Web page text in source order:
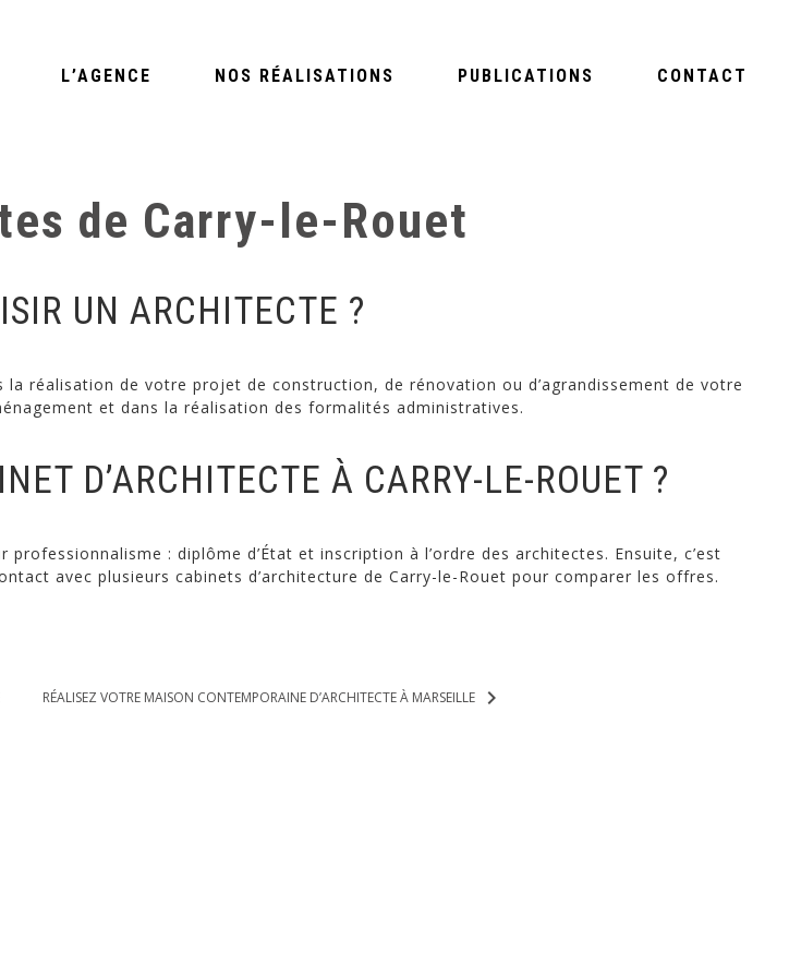
L’AGENCE NOS RÉALISATIONS PUBLICATIONS CONTACT
de Carry-le-Rouet
UN ARCHITECTE ?
réalisation de votre projet de construction, de rénovation ou d’agrandissement de votre
et dans la réalisation des formalités administratives.
D’ARCHITECTE À CARRY-LE-ROUET ?
: diplôme d’État et inscription à l’ordre des architectes. Ensuite, c’est
avec plusieurs cabinets d’architecture de Carry-le-Rouet pour comparer les offres.
RÉALISEZ VOTRE MAISON CONTEMPORAINE D’ARCHITECTE À MARSEILLE keyboard_arrow_right